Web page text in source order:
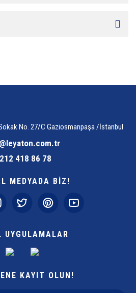
No. 27/C Gaziosmanpaşa /İstanbul
418 86 78
MEDYADA BİZ!
UYGULAMALAR
KAYIT OLUN!